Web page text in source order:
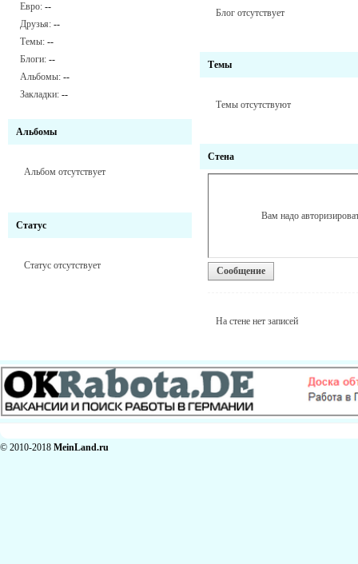
Евро: --
Друзья: --
Темы: --
Блоги: --
Альбомы: --
Закладки: --
Альбомы
Альбом отсутствует
Статус
Статус отсутствует
Блог отсутствует
Темы
Темы отсутствуют
Стена
Вам надо
Сообщение
На стене нет записей
© 2010-2018 MeinLand.ru